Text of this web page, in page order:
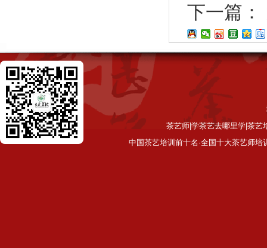
下一篇：
茶艺师|学茶艺去哪里学|茶艺
中国茶艺培训前十名·全国十大茶艺师培